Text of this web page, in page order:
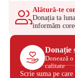
Alătură-te
Donația ta
informăm
Donație
Donează
calitate
Scrie suma pe